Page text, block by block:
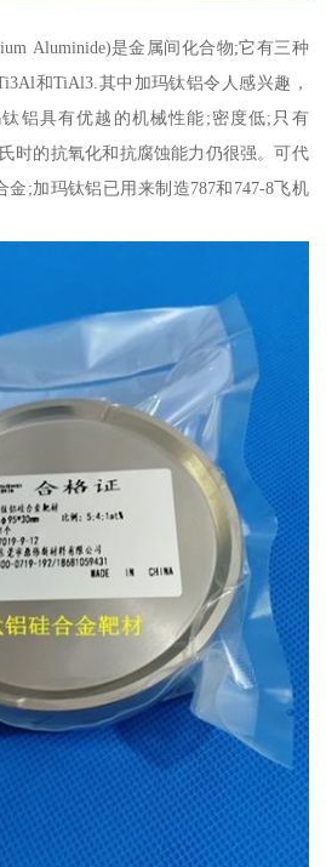
Aluminide)是金属间化合物;它有三种
和TiAl3.其中加玛钛铝令人感兴趣，
铝具有优越的机械性能;密度低;只有
时的抗氧化和抗腐蚀能力仍很强。可代
;加玛钛铝已用来制造787和747-8飞机